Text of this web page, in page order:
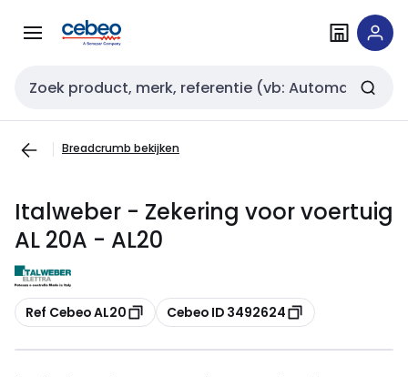
naar
naar
Zoekveld invoer
Breadcrumb bekijken
Italweber - Zekering voor voertuig
AL 20A - AL20
Kopiëren
Ref Cebeo AL20 Kopiëren
Cebeo ID 3492624